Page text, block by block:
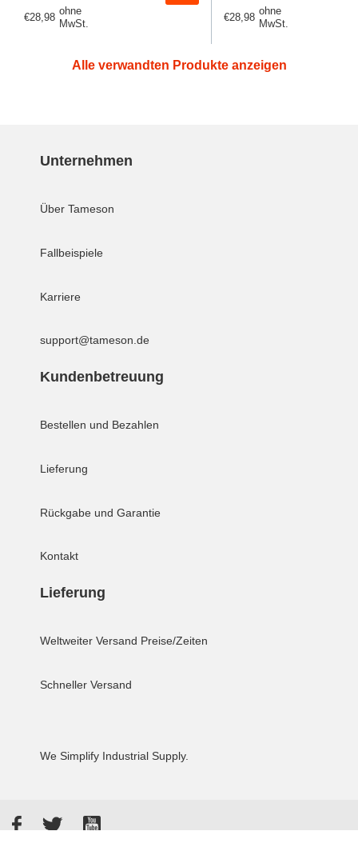
Regulärer
€28,98
ohne
MwSt.
Regulärer
€28,98
ohne
MwSt.
Alle verwandten Produkte anzeigen
Unternehmen
Über Tameson
Fallbeispiele
Karriere
support@tameson.de
Kundenbetreuung
Bestellen und Bezahlen
Lieferung
Rückgabe und Garantie
Kontakt
Lieferung
Weltweiter Versand Preise/Zeiten
Schneller Versand
We Simplify Industrial Supply.
FacebookTwitterYouTube